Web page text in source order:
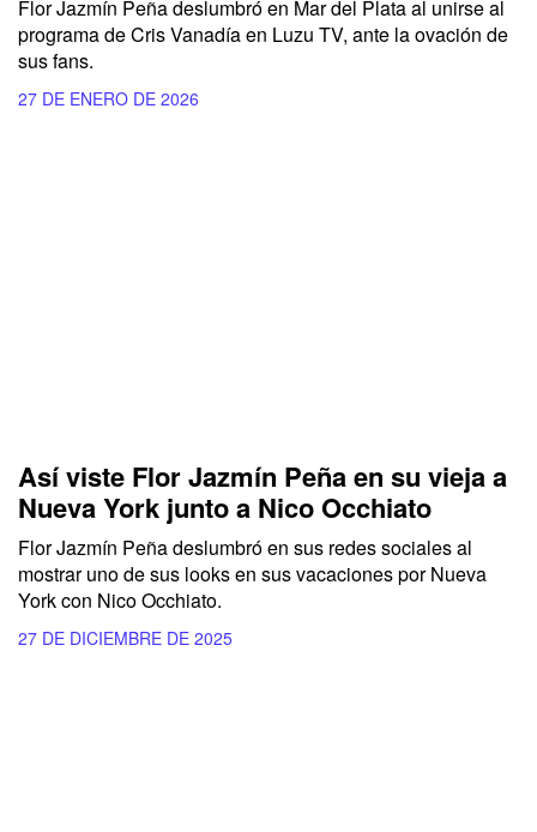
Flor Jazmín Peña deslumbró en Mar del Plata al unirse al
programa de Cris Vanadía en Luzu TV, ante la ovación de
sus fans.
27 DE ENERO DE 2026
Así viste Flor Jazmín Peña en su vieja a
Nueva York junto a Nico Occhiato
Flor Jazmín Peña deslumbró en sus redes sociales al
mostrar uno de sus looks en sus vacaciones por Nueva
York con Nico Occhiato.
27 DE DICIEMBRE DE 2025